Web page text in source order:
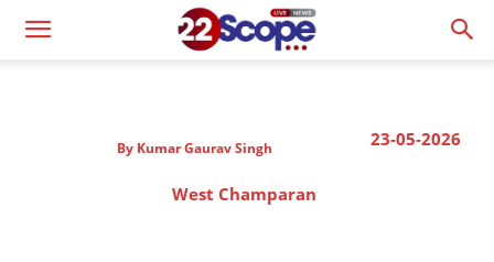
23-05-2026
By Kumar Gaurav Singh
West Champaran